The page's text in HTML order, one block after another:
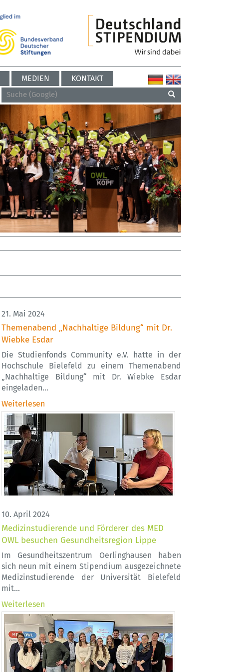
MEDIEN KONTAKT
21. Mai 2024
Themenabend „Nachhaltige Bildung“ mit Dr.
Wiebke Esdar
Die Studienfonds Community e.V. hatte in der
Hochschule Bielefeld zu einem Themenabend
„Nachhaltige Bildung“ mit Dr. Wiebke Esdar
eingeladen…
Weiterlesen
10. April 2024
Medizinstudierende und Förderer des MED
OWL besuchen Gesundheitsregion Lippe
Im Gesundheitszentrum Oerlinghausen haben
sich neun mit einem Stipendium ausgezeichnete
Medizinstudierende der Universität Bielefeld
mit…
Weiterlesen